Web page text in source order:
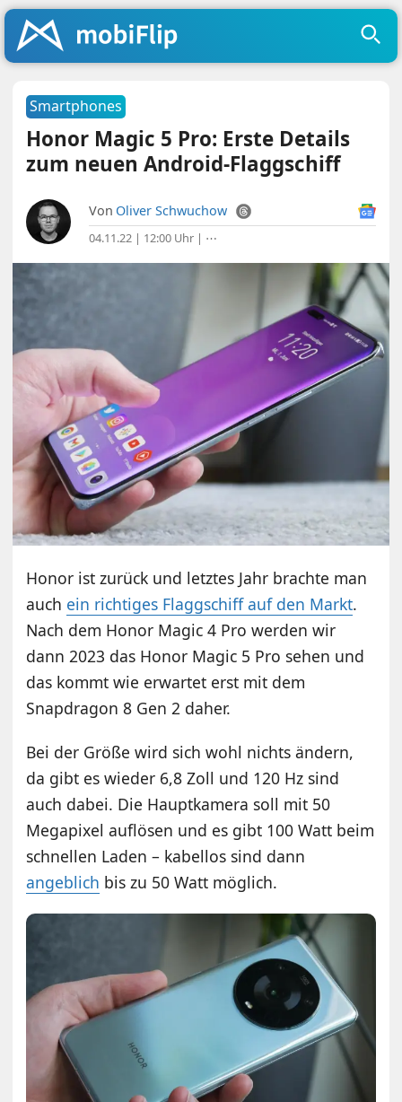
Smartphones
Honor Magic 5 Pro: Erste Details
zum neuen Android-Flaggschiff
Von Oliver Schwuchow
04.11.22 | 12:00 Uhr | ⋯
Honor ist zurück und letztes Jahr brachte man
auch ein richtiges Flaggschiff auf den Markt.
Nach dem Honor Magic 4 Pro werden wir
dann 2023 das Honor Magic 5 Pro sehen und
das kommt wie erwartet erst mit dem
Snapdragon 8 Gen 2 daher.
Bei der Größe wird sich wohl nichts ändern,
da gibt es wieder 6,8 Zoll und 120 Hz sind
auch dabei. Die Hauptkamera soll mit 50
Megapixel auflösen und es gibt 100 Watt beim
schnellen Laden – kabellos sind dann
angeblich bis zu 50 Watt möglich.